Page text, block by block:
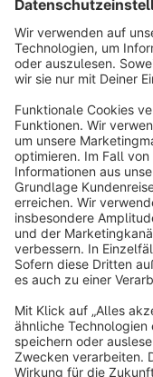
Copyright ©
Notice: * All prices are